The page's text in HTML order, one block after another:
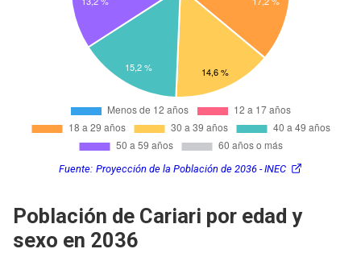
Fuente: Proyección de la Población de 2036 - INEC
Población de Cariari por edad y
sexo en 2036